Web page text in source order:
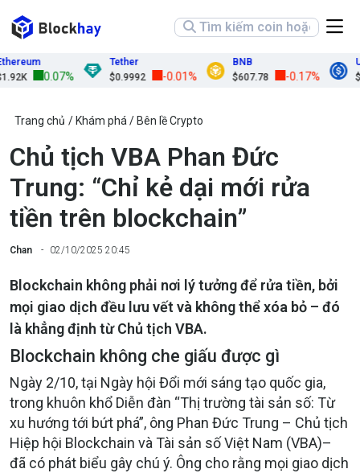
0.07%
Tether
$0.9992
-0.01%
BNB
$607.78
-0.17%
Trang chủ Khám phá Bên lề Crypto
Chủ tịch VBA Phan Đức
Trung: “Chỉ kẻ dại mới rửa
tiền trên blockchain”
Chan 02/10/2025 20:45
Blockchain không phải nơi lý tưởng để rửa tiền, bởi
mọi giao dịch đều lưu vết và không thể xóa bỏ – đó
là khẳng định từ Chủ tịch VBA.
Blockchain không che giấu được gì
Ngày 2/10, tại Ngày hội Đổi mới sáng tạo quốc gia,
trong khuôn khổ Diễn đàn “Thị trường tài sản số: Từ
xu hướng tới bứt phá”, ông Phan Đức Trung – Chủ tịch
Hiệp hội Blockchain và Tài sản số Việt Nam (VBA)–
đã có phát biểu gây chú ý. Ông cho rằng mọi giao dịch